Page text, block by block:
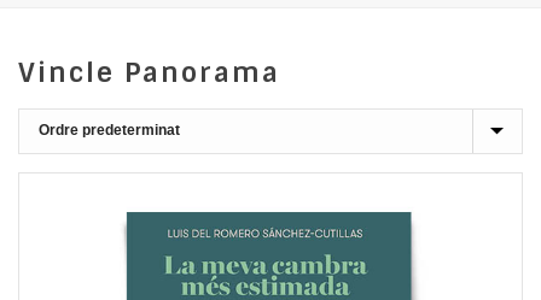
Vincle Panorama